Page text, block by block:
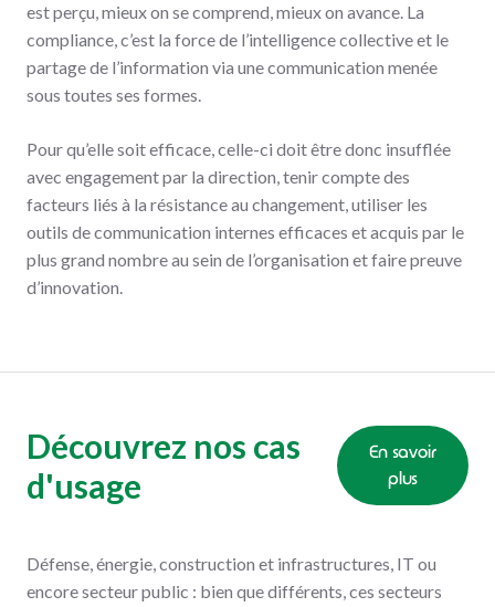
est perçu, mieux on se comprend, mieux on avance. La
compliance, c’est la force de l’intelligence collective et le
partage de l’information via une communication menée
sous toutes ses formes.
Pour qu’elle soit efficace, celle-ci doit être donc insufflée
avec engagement par la direction, tenir compte des
facteurs liés à la résistance au changement, utiliser les
outils de communication internes efficaces et acquis par le
plus grand nombre au sein de l’organisation et faire preuve
d’innovation.
Découvrez nos cas
d'usage
En savoir
plus
Défense, énergie, construction et infrastructures, IT ou
encore secteur public : bien que différents, ces secteurs